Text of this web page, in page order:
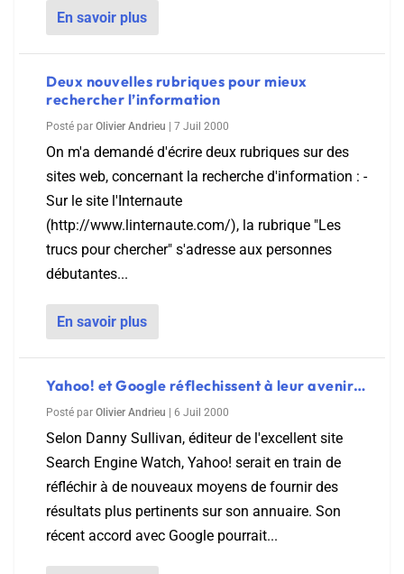
En savoir plus
Deux nouvelles rubriques pour mieux
rechercher l’information
Posté par Olivier Andrieu 7 Juil 2000
On m'a demandé d'écrire deux rubriques sur des
sites web, concernant la recherche d'information : -
Sur le site l'Internaute
(http://www.linternaute.com/), la rubrique "Les
trucs pour chercher" s'adresse aux personnes
débutantes...
En savoir plus
Yahoo! et Google réflechissent à leur avenir…
Posté par Olivier Andrieu 6 Juil 2000
Selon Danny Sullivan, éditeur de l'excellent site
Search Engine Watch, Yahoo! serait en train de
réfléchir à de nouveaux moyens de fournir des
résultats plus pertinents sur son annuaire. Son
récent accord avec Google pourrait...